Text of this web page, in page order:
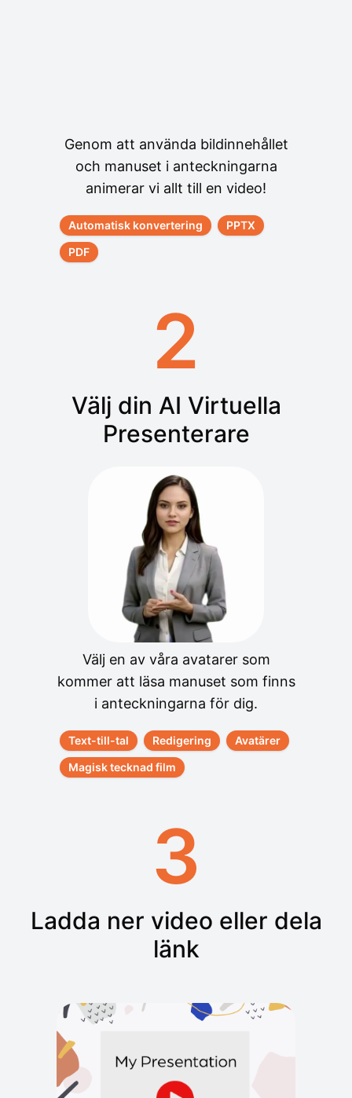
Genom att använda bildinnehållet
och manuset i anteckningarna
animerar vi allt till en video!
Automatisk konvertering
PPTX
PDF
2
Välj din AI Virtuella
Presenterare
Välj en av våra avatarer som
kommer att läsa manuset som finns
i anteckningarna för dig.
Text-till-tal Redigering
Avatärer
Magisk tecknad film
3
Ladda ner video eller dela
länk